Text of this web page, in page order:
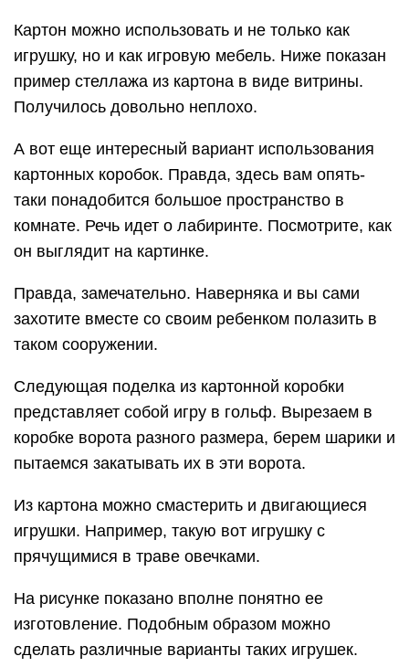
Картон можно использовать и не только как
игрушку, но и как игровую мебель. Ниже показан
пример стеллажа из картона в виде витрины.
Получилось довольно неплохо.
А вот еще интересный вариант использования
картонных коробок. Правда, здесь вам опять-
таки понадобится большое пространство в
комнате. Речь идет о лабиринте. Посмотрите, как
он выглядит на картинке.
Правда, замечательно. Наверняка и вы сами
захотите вместе со своим ребенком полазить в
таком сооружении.
Следующая поделка из картонной коробки
представляет собой игру в гольф. Вырезаем в
коробке ворота разного размера, берем шарики и
пытаемся закатывать их в эти ворота.
Из картона можно смастерить и двигающиеся
игрушки. Например, такую вот игрушку с
прячущимися в траве овечками.
На рисунке показано вполне понятно ее
изготовление. Подобным образом можно
сделать различные варианты таких игрушек.